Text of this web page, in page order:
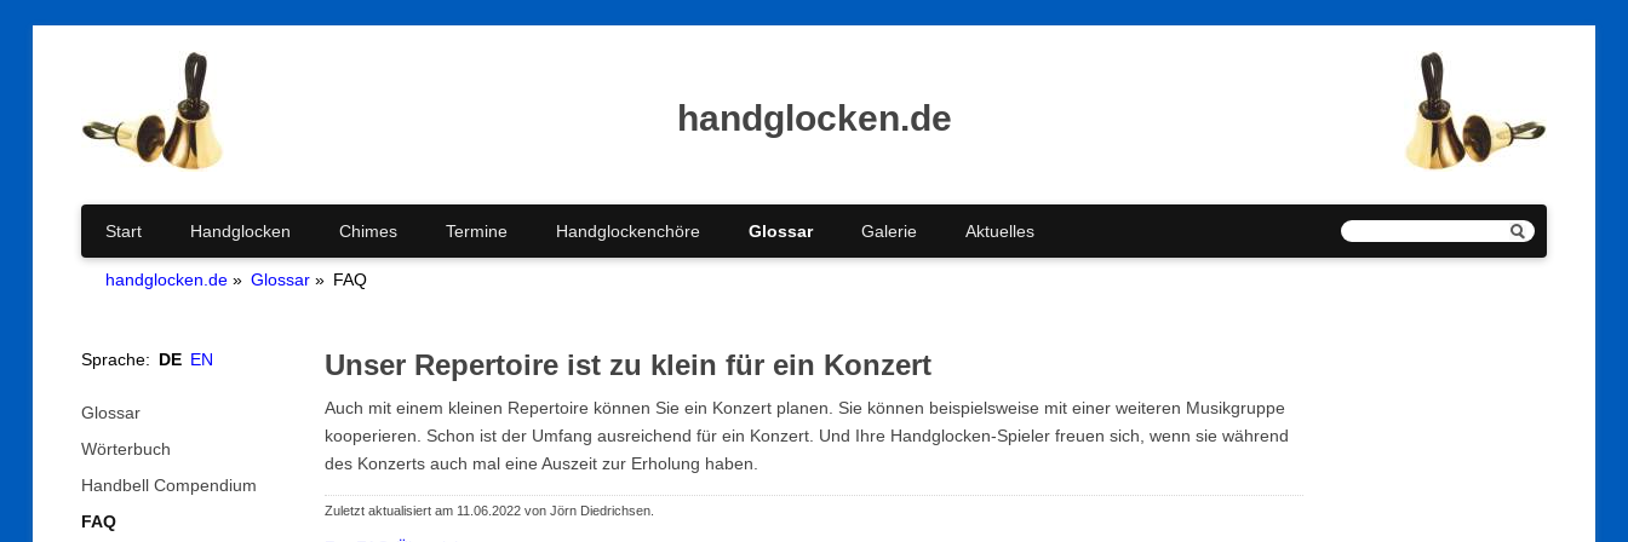
handglocken.de
Navigation
überspringen
Start Handglocken Chimes Termine Handglockenchöre Glossar Galerie Aktuelles
handglocken.de Glossar FAQ
Unser Repertoire ist zu klein für ein Konzert
Auch mit einem kleinen Repertoire können Sie ein Konzert planen. Sie können beispielsweise mit einer weiteren Musikgruppe
kooperieren. Schon ist der Umfang ausreichend für ein Konzert. Und Ihre Handglocken-Spieler freuen sich, wenn sie während
des Konzerts auch mal eine Auszeit zur Erholung haben.
Zuletzt aktualisiert am 11.06.2022 von Jörn Diedrichsen.
Sprache: DE EN
Navigation
Glossar
Wörterbuch
Handbell Compendium
FAQ